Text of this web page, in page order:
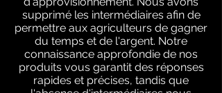
supprimé les intermédiaires afin de
permettre aux agriculteurs de gagner
du temps et de l'argent. Notre
connaissance approfondie de nos
produits vous garantit des réponses
rapides et précises, tandis que